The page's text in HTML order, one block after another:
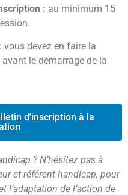
: au minimum 15
vous devez en faire la
le démarrage de la
d'inscription à la
? N’hésitez pas à
et référent handicap, pour
l’adaptation de l’action de